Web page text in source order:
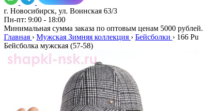
г. Новосибирск, ул. Воинская 63/3
Пн-пт: 9:00 - 18:00
Минимальная сумма заказа по оптовым ценам 5000 рублей.
Главная › Мужская Зимняя коллекция › Бейсболки › 166 Pu
Бейсболка мужская (57-58)